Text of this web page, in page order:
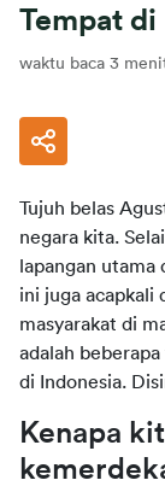
Tempat
waktu baca 3
Tujuh belas
negara kita.
lapangan utama
ini juga acapkali
masyarakat di
adalah
di Indonesia.
Kenapa